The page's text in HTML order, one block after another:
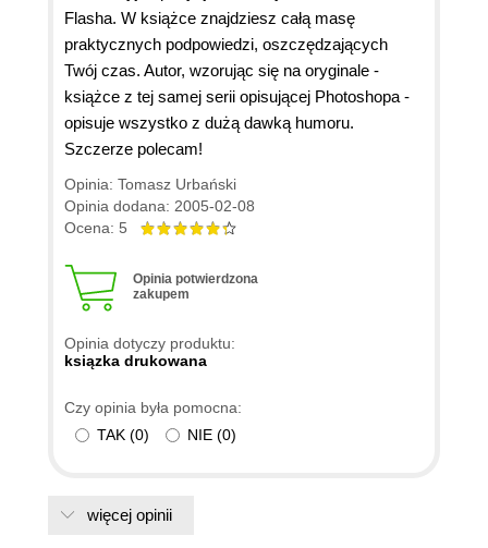
Flasha. W książce znajdziesz całą masę
praktycznych podpowiedzi, oszczędzających
Twój czas. Autor, wzorując się na oryginale -
książce z tej samej serii opisującej Photoshopa -
opisuje wszystko z dużą dawką humoru.
Szczerze polecam!
Opinia: Tomasz Urbański
Opinia dodana: 2005-02-08
Ocena: 5
Opinia potwierdzona
zakupem
Opinia dotyczy produktu:
ksiązka drukowana
Czy opinia była pomocna:
TAK (0) NIE (0)
więcej opinii